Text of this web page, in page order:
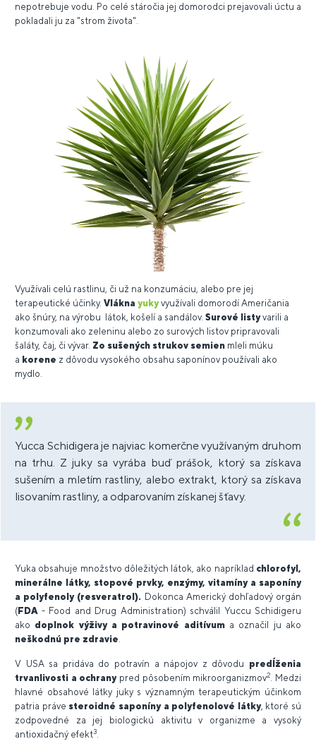
nepotrebuje vodu. Po celé stáročia jej domorodci prejavovali úctu a
pokladali ju za "strom života".
Využívali celú rastlinu, či už na konzumáciu, alebo pre jej
terapeutické účinky. Vlákna yukyvyužívali domorodí Američania
ako šnúry, na výrobu látok, košelí a sandálov. Surové listyvarili a
konzumovali ako zeleninu alebo zo surových listov pripravovali
šaláty, čaj, či vývar. Zo sušených strukov semien mleli múku
a korene z dôvodu vysokého obsahu saponínov používali ako
mydlo.
Yucca Schidigera je najviac komerčne využívaným druhom
na trhu. Z juky sa vyrába buď prášok, ktorý sa získava
sušením a mletím rastliny, alebo extrakt, ktorý sa získava
lisovaním rastliny, a odparovaním získanej šťavy.
Yuka obsahuje množstvo dôležitých látok, ako napríklad chlorofyl,
minerálne látky, stopové prvky, enzýmy, vitamíny a saponíny
a polyfenoly (resveratrol). Dokonca Americký dohľadový orgán
( FDA - Food and Drug Administration) schválil Yuccu Schidigeru
ako doplnok výživy a potravinové aditívuma označil ju ako
neškodnú pre zdravie
V USA sa pridáva do potravín a nápojov z dôvodu predĺženia
trvanlivosti a ochranypred pôsobením mikroorganizmov2
. Medzi
hlavné obsahové látky juky s významným terapeutickým účinkom
patria práve steroidné saponíny a polyfenolové látky, ktoré sú
zodpovedné za jej biologickú aktivitu v organizme a vysoký
antioxidačný efekt3